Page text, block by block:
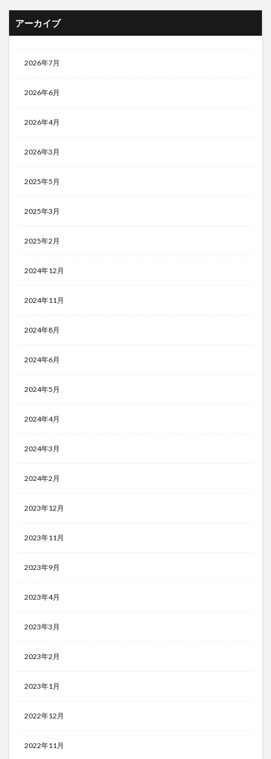
アーカイブ
2026年7月
2026年6月
2026年4月
2026年3月
2025年5月
2025年3月
2025年2月
2024年12月
2024年11月
2024年8月
2024年6月
2024年5月
2024年4月
2024年3月
2024年2月
2023年12月
2023年11月
2023年9月
2023年4月
2023年3月
2023年2月
2023年1月
2022年12月
2022年11月